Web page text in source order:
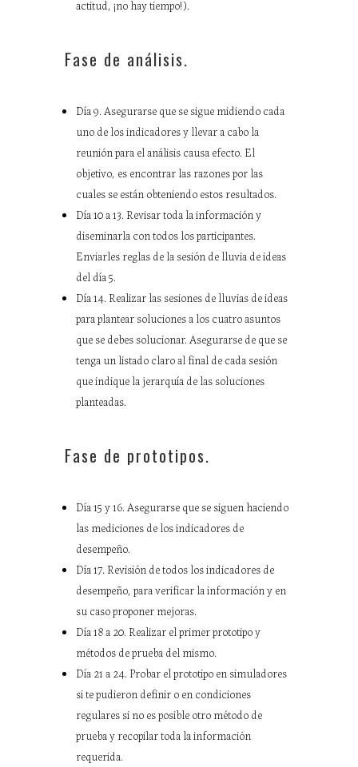
actitud, ¡no hay tiempo!).
Fase de análisis.
Día 9. Asegurarse que se sigue midiendo cada
uno de los indicadores y llevar a cabo la
reunión para el análisis causa efecto. El
objetivo, es encontrar las razones por las
cuales se están obteniendo estos resultados.
Día 10 a 13. Revisar toda la información y
diseminarla con todos los participantes.
Enviarles reglas de la sesión de lluvia de ideas
del día 5.
Día 14. Realizar las sesiones de lluvias de ideas
para plantear soluciones a los cuatro asuntos
que se debes solucionar. Asegurarse de que se
tenga un listado claro al final de cada sesión
que indique la jerarquía de las soluciones
planteadas.
Fase de prototipos.
Día 15 y 16. Asegurarse que se siguen haciendo
las mediciones de los indicadores de
desempeño.
Día 17. Revisión de todos los indicadores de
desempeño, para verificar la información y en
su caso proponer mejoras.
Día 18 a 20. Realizar el primer prototipo y
métodos de prueba del mismo.
Día 21 a 24. Probar el prototipo en simuladores
si te pudieron definir o en condiciones
regulares si no es posible otro método de
prueba y recopilar toda la información
requerida.